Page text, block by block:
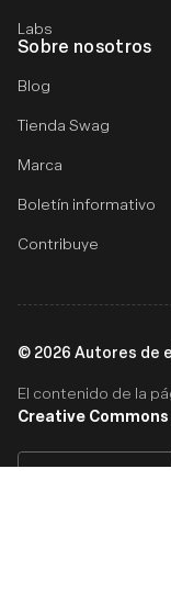
Labs
Sobre nosotros
Blog
Tienda Swag
Marca
Boletín informativo
Contribuye
© 2026 Autores de
El contenido de la
Creative